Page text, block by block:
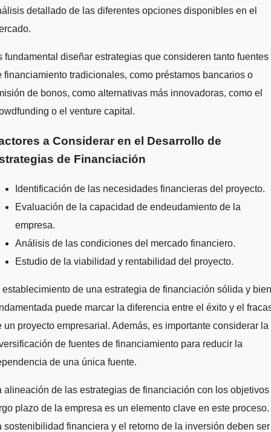
detallado de las diferentes opciones disponibles en el
fundamental diseñar estrategias que consideren tanto fuentes
financiamiento tradicionales, como préstamos bancarios o
de bonos, como alternativas más innovadoras, como el
o el venture capital.
a Considerar en el Desarrollo de
de Financiación
Identificación de las necesidades financieras del proyecto.
Evaluación de la capacidad de endeudamiento de la
empresa.
Análisis de las condiciones del mercado financiero.
Estudio de la viabilidad y rentabilidad del proyecto.
establecimiento de una estrategia de financiación sólida y bien
puede marcar la diferencia entre el éxito y el
un proyecto empresarial. Además, es importante considerar la
de fuentes de financiamiento para reducir la
de una única fuente.
alineación de las estrategias de financiación con los objetivos
plazo de la empresa es un elemento clave en este proceso.
sostenibilidad financiera y el retorno de la inversión deben ser